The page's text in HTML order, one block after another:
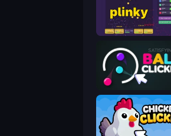
Plinky
Satisfying Ball Clicker